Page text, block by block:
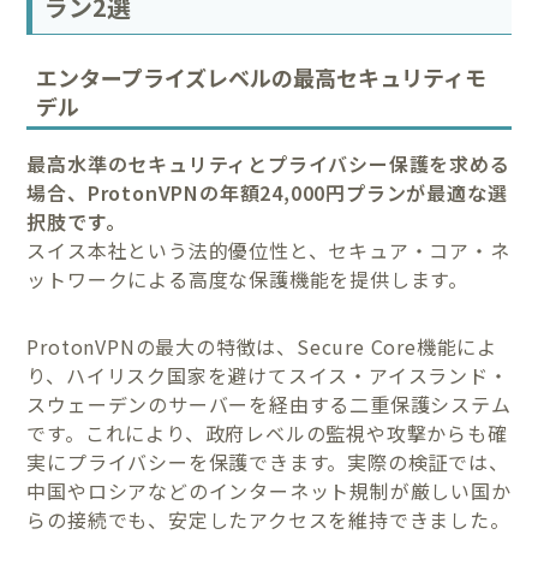
ラン2選
エンタープライズレベルの最高セキュリティモ
デル
最高水準のセキュリティとプライバシー保護を求める
場合、ProtonVPNの年額24,000円プランが最適な選
択肢です。
スイス本社という法的優位性と、セキュア・コア・ネ
ットワークによる高度な保護機能を提供します。
ProtonVPNの最大の特徴は、Secure Core機能によ
り、ハイリスク国家を避けてスイス・アイスランド・
スウェーデンのサーバーを経由する二重保護システム
です。これにより、政府レベルの監視や攻撃からも確
実にプライバシーを保護できます。実際の検証では、
中国やロシアなどのインターネット規制が厳しい国か
らの接続でも、安定したアクセスを維持できました。